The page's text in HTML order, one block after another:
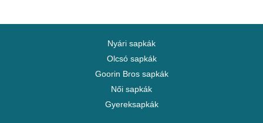
Nyári sapkák
Olcsó sapkák
Goorin Bros sapkák
Női sapkák
Gyereksapkák